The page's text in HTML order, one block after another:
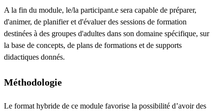
A la fin du module, le/la participant.e sera capable de préparer,
d'animer, de planifier et d'évaluer des sessions de formation
destinées à des groupes d'adultes dans son domaine spécifique, sur
la base de concepts, de plans de formations et de supports
didactiques donnés.
Méthodologie
Le format hybride de ce module favorise la possibilité d’avoir des